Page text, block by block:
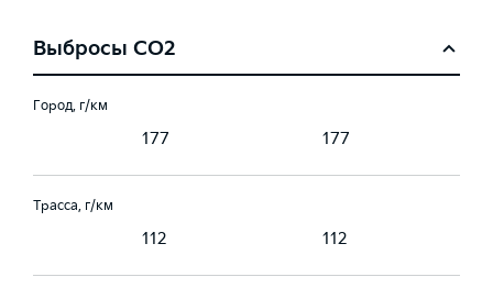
Выбросы CO2
Город, г/км
177 177
Трасса, г/км
112 112